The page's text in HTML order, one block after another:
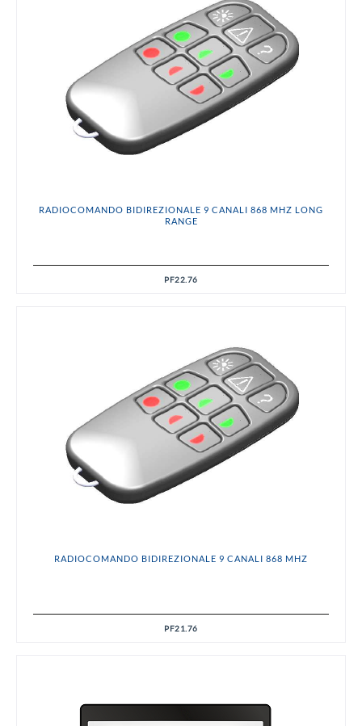
RADIOCOMANDO BIDIREZIONALE 9 CANALI 868 MHZ LONG
RANGE
PF22.76
RADIOCOMANDO BIDIREZIONALE 9 CANALI 868 MHZ
PF21.76